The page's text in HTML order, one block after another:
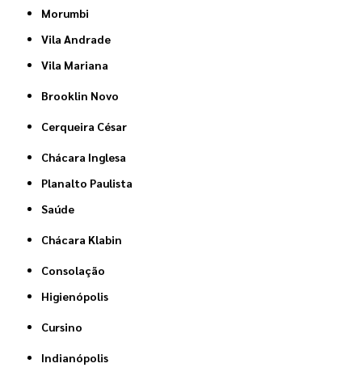
Morumbi
Vila Andrade
Vila Mariana
Brooklin Novo
Cerqueira César
Chácara Inglesa
Planalto Paulista
Saúde
Chácara Klabin
Consolação
Higienópolis
Cursino
Indianópolis